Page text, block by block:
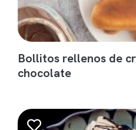
Bollitos rellenos de
chocolate